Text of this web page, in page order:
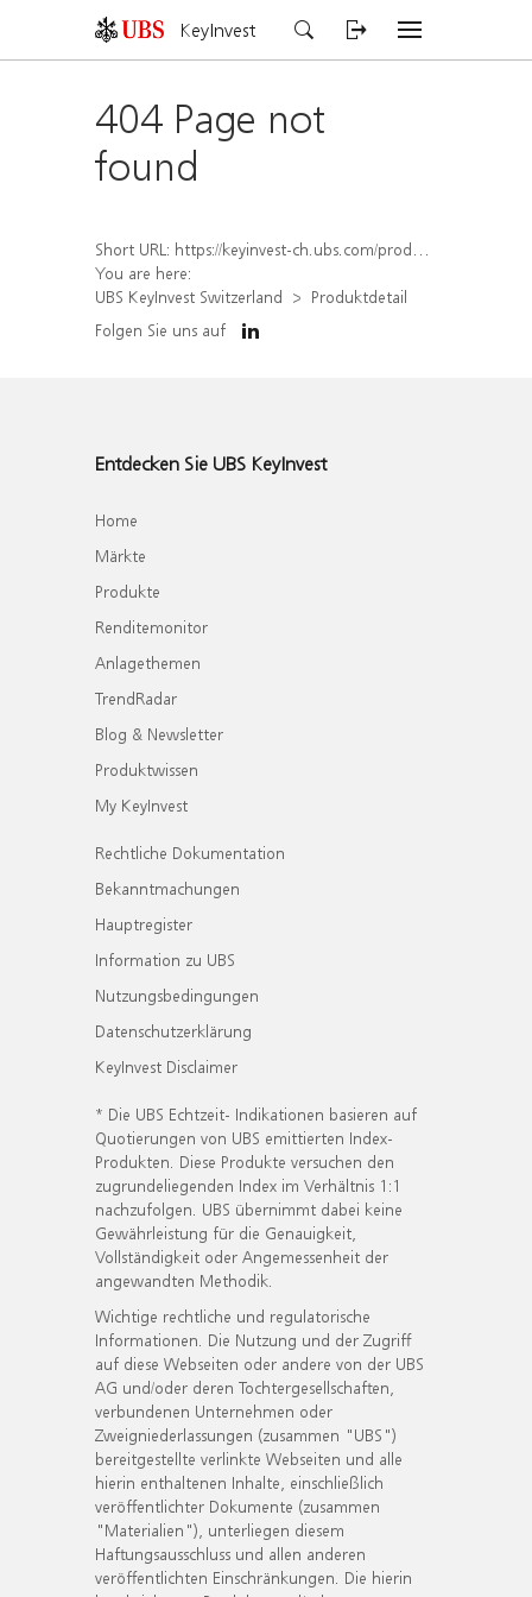
KeyInvest
404 Page not
found
Short URL: https://keyinvest-ch.ubs.com/produkt/detail/index/isin/CH1577993939
You are here:
UBS KeyInvest Switzerland
Produktdetail
Folgen Sie uns auf
Entdecken Sie UBS KeyInvest
Home
Märkte
Produkte
Renditemonitor
Anlagethemen
TrendRadar
Blog & Newsletter
Produktwissen
My KeyInvest
Rechtliche Dokumentation
Bekanntmachungen
Hauptregister
Information zu UBS
Nutzungsbedingungen
Datenschutzerklärung
KeyInvest Disclaimer
* Die UBS Echtzeit- Indikationen basieren auf
Quotierungen von UBS emittierten Index-
Produkten. Diese Produkte versuchen den
zugrundeliegenden Index im Verhältnis 1:1
nachzufolgen. UBS übernimmt dabei keine
Gewährleistung für die Genauigkeit,
Vollständigkeit oder Angemessenheit der
angewandten Methodik.
Wichtige rechtliche und regulatorische
Informationen. Die Nutzung und der Zugriff
auf diese Webseiten oder andere von der UBS
AG und/oder deren Tochtergesellschaften,
verbundenen Unternehmen oder
Zweigniederlassungen (zusammen "UBS")
bereitgestellte verlinkte Webseiten und alle
hierin enthaltenen Inhalte, einschließlich
veröffentlichter Dokumente (zusammen
"Materialien"), unterliegen diesem
Haftungsausschluss und allen anderen
veröffentlichten Einschränkungen. Die hierin